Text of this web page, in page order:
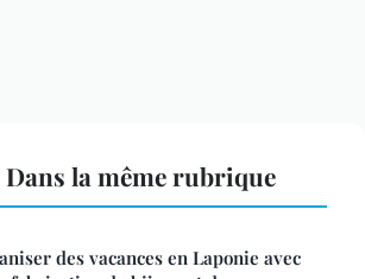
la même rubrique
des vacances en Laponie avec